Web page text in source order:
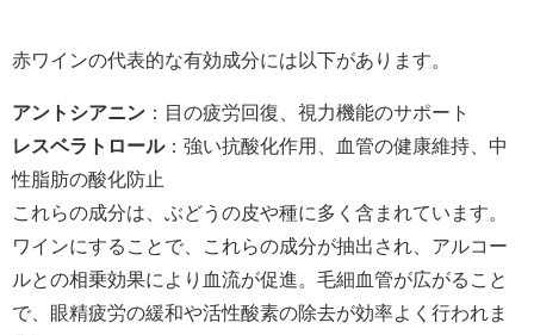
赤ワインの代表的な有効成分には以下があります。
アントシアニン ：目の疲労回復、視力機能のサポート
レスベラトロール：強い抗酸化作用、血管の健康維持、中
性脂肪の酸化防止
これらの成分は、ぶどうの皮や種に多く含まれています。
ワインにすることで、これらの成分が抽出され、アルコー
ルとの相乗効果により血流が促進。毛細血管が広がること
で、眼精疲労の緩和や活性酸素の除去が効率よく行われま